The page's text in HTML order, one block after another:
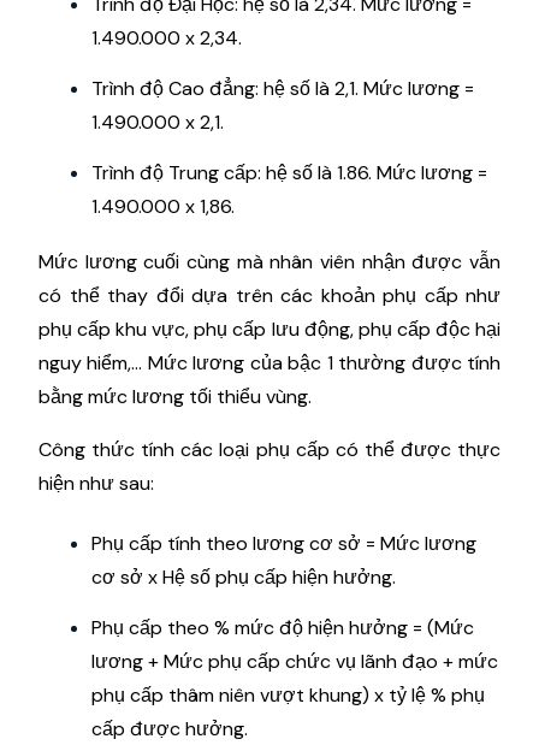
1.490.000 x 2,34.
Trình độ Cao đẳng: hệ số là 2,1. Mức lương =
1.490.000 x 2,1.
Trình độ Trung cấp: hệ số là 1.86. Mức lương =
1.490.000 x 1,86.
Mức lương cuối cùng mà nhân viên nhận được vẫn
có thể thay đổi dựa trên các khoản phụ cấp như
phụ cấp khu vực, phụ cấp lưu động, phụ cấp độc hại
nguy hiểm,... Mức lương của bậc 1 thường được tính
bằng mức lương tối thiểu vùng.
Công thức tính các loại phụ cấp có thể được thực
hiện như sau:
Phụ cấp tính theo lương cơ sở = Mức lương
cơ sở x Hệ số phụ cấp hiện hưởng.
Phụ cấp theo % mức độ hiện hưởng = (Mức
lương + Mức phụ cấp chức vụ lãnh đạo + mức
phụ cấp thâm niên vượt khung) x tỷ lệ % phụ
cấp được hưởng.